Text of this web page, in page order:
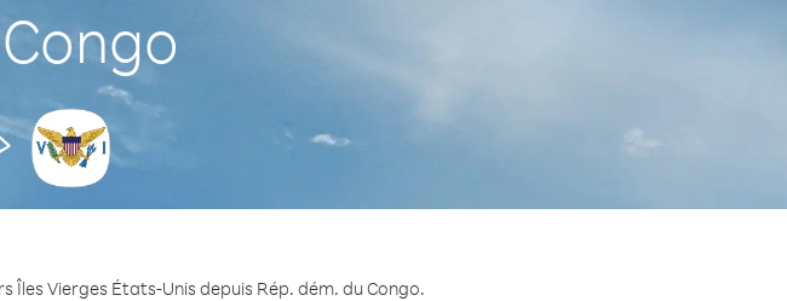
Îles Vierges États-Unis depuis Rép. dém. du Congo.